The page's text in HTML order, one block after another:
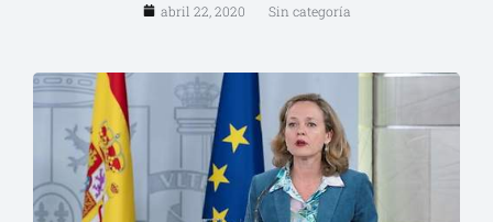
abril 22, 2020 Sin categoría